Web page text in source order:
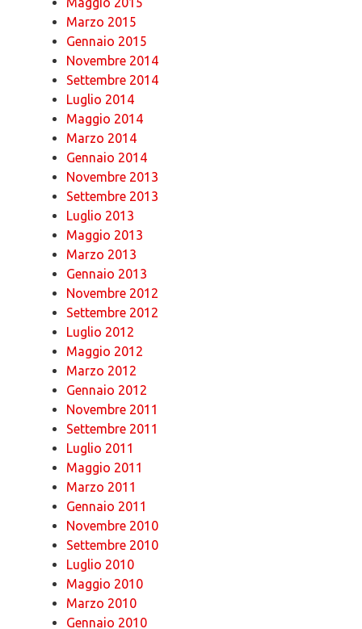
Marzo 2015
Gennaio 2015
Novembre 2014
Settembre 2014
Luglio 2014
Maggio 2014
Marzo 2014
Gennaio 2014
Novembre 2013
Settembre 2013
Luglio 2013
Maggio 2013
Marzo 2013
Gennaio 2013
Novembre 2012
Settembre 2012
Luglio 2012
Maggio 2012
Marzo 2012
Gennaio 2012
Novembre 2011
Settembre 2011
Luglio 2011
Maggio 2011
Marzo 2011
Gennaio 2011
Novembre 2010
Settembre 2010
Luglio 2010
Maggio 2010
Marzo 2010
Gennaio 2010